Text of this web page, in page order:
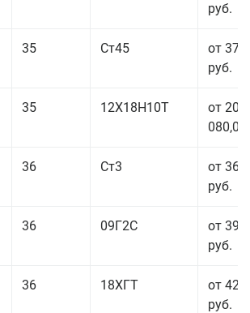
руб.
35 Ст45
от 37
руб.
35 12Х18Н10Т
от 208
080,00
36 Ст3
от 36
руб.
36 09Г2С
от 39
руб.
36 18ХГТ
от 42
руб.